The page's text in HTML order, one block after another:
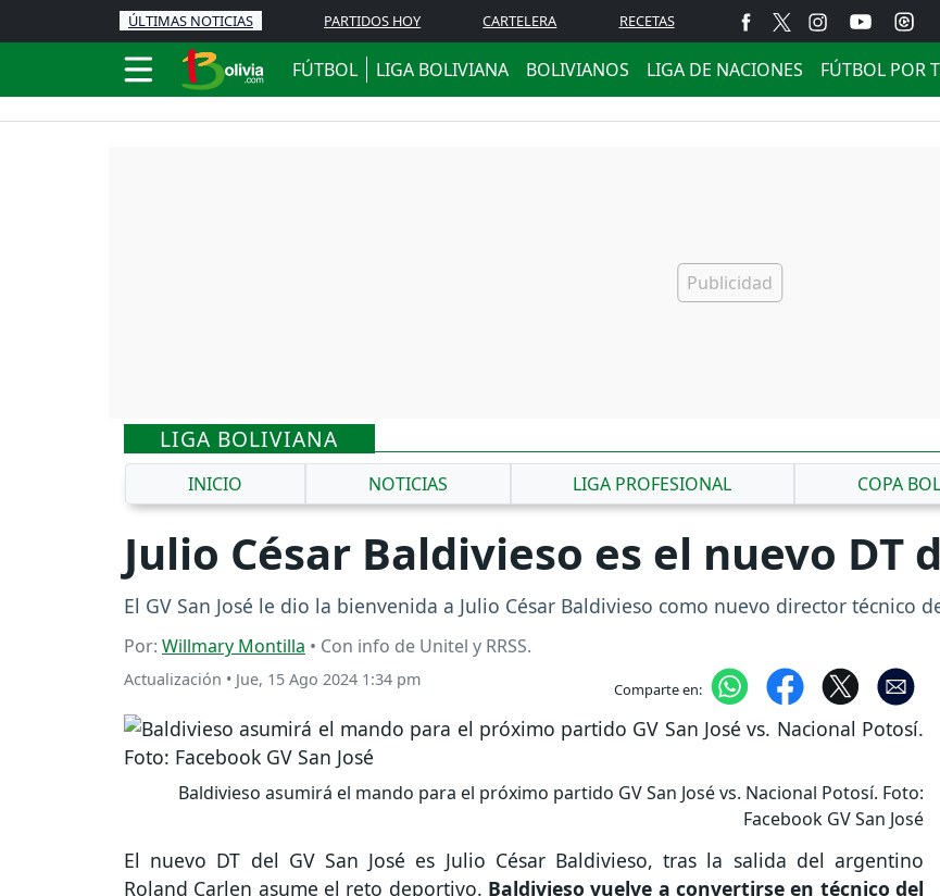
ÚLTIMAS NOTICIAS PARTIDOS HOY CARTELERA RECETAS
FÚTBOL LIGA BOLIVIANA BOLIVIANOS LIGA DE NACIONES FÚTBOL POR
LIGA BOLIVIANA
INICIO NOTICIAS LIGA PROFESIONAL COPA
Julio César Baldivieso es el nuevo DT
El GV San José le dio la bienvenida a Julio César Baldivieso como nuevo director técnico
Por: Willmary Montilla • Con info de Unitel y RRSS.
Actualización • Jue, 15 Ago 2024 1:34 pm Comparte en:
Baldivieso asumirá el mando para el próximo partido GV San José vs. Nacional Potosí. Foto:
Facebook GV San José
El nuevo DT del GV San José es Julio César Baldivieso, tras la salida del argentino
Roland Carlen asume el reto deportivo. Baldivieso vuelve a convertirse en técnico del